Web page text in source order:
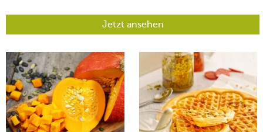
Jetzt ansehen